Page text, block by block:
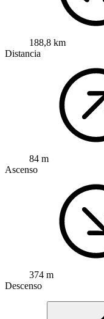
188,8 km
Distancia
84 m
Ascenso
374 m
Descenso